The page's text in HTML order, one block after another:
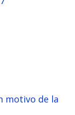
motivo de la